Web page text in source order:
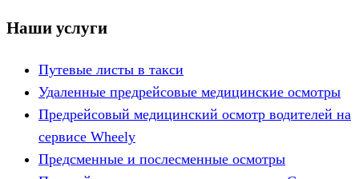
Наши услуги
Путевые листы в такси
Удаленные предрейсовые медицинские осмотры
Предрейсовый медицинский осмотр водителей на
сервисе Wheely
Предсменные и послесменные осмотры